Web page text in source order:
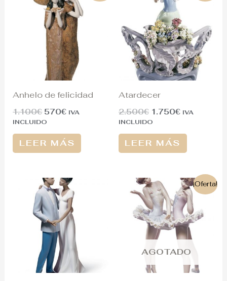
Anhelo de felicidad
1.100€
original
era:
1.100€.
570€
actual
es:
570€.
IVA
INCLUIDO
LEER MÁS
Atardecer
2.500€
original
era:
2.500€.
1.750€
es:
1.750€.
IVA
INCLUIDO
LEER MÁS
¡Oferta!
AGOTADO
El
precio
original
era:
950€.
precio
actual
es:
380€.